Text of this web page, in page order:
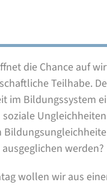
die Chance auf
Teilhabe.
im Bildungssystem
werden?
wollen wir aus